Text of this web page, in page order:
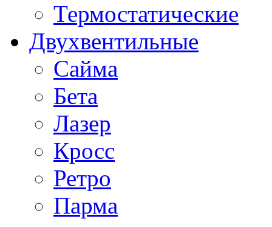
Термостатические
Двухвентильные
Сайма
Бета
Лазер
Кросс
Ретро
Парма